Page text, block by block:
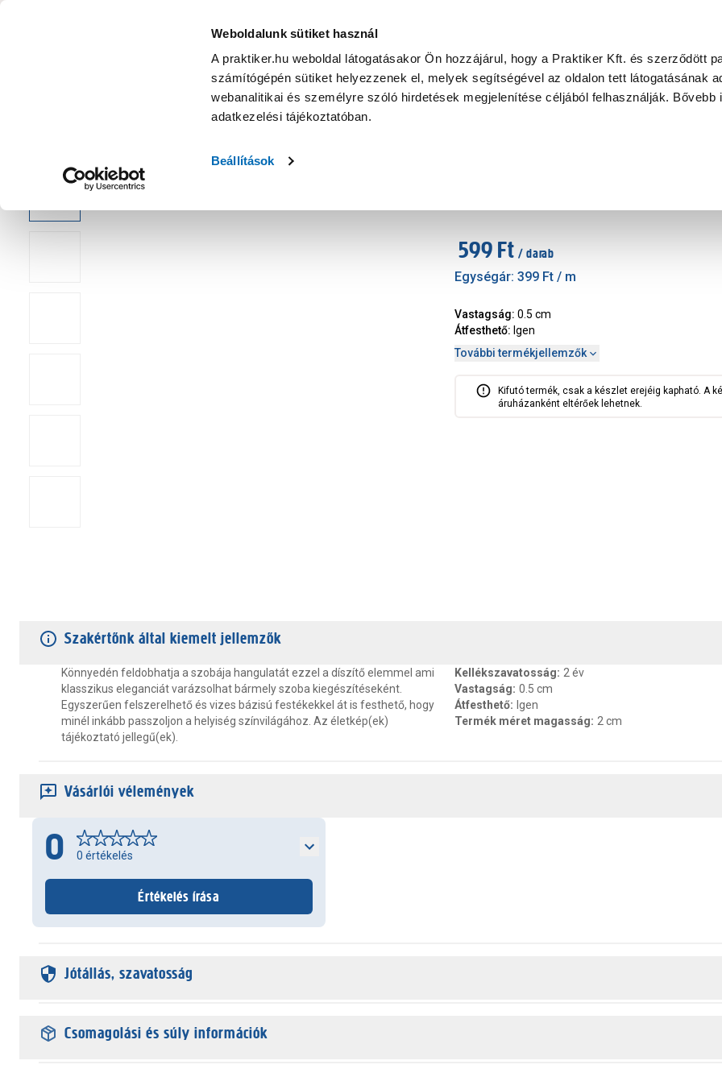
Weboldalunk sütiket használ
A praktiker.hu weboldal látogatásakor Ön hozzájárul, hogy a Praktiker Kft. és szerződött
számítógépén sütiket helyezzenek el, melyek segítségével az oldalon tett látogatásának
webanalitikai és személyre szóló hirdetések megjelenítése céljából felhasználják. Bővebb
adatkezelési tájékoztatóban.
Beállítások
KATEGÓRIÁK
Nyereményjáték Praktiker Professional Szakiajánló Ügyintézés és Információ
599 Ft / darab
Egységár: 399 Ft / m
Vastagság: 0.5 cm
Átfesthető: Igen
További termékjellemzők
Kifutó termék, csak a készlet erejéig kapható. A
áruházanként eltérőek lehetnek.
Szakértőnk által kiemelt jellemzők
Könnyedén feldobhatja a szobája hangulatát ezzel a díszítő elemmel ami
klasszikus eleganciát varázsolhat bármely szoba kiegészítéseként.
Egyszerűen felszerelhető és vizes bázisú festékekkel át is festhető, hogy
minél inkább passzoljon a helyiség színvilágához. Az életkép(ek)
tájékoztató jellegű(ek).
Kellékszavatosság: 2 év
Vastagság: 0.5 cm
Átfesthető: Igen
Termék méret magasság: 2 cm
Vásárlói vélemények
0 0 értékelés
Értékelés írása
Jótállás, szavatosság
Csomagolási és súly információk